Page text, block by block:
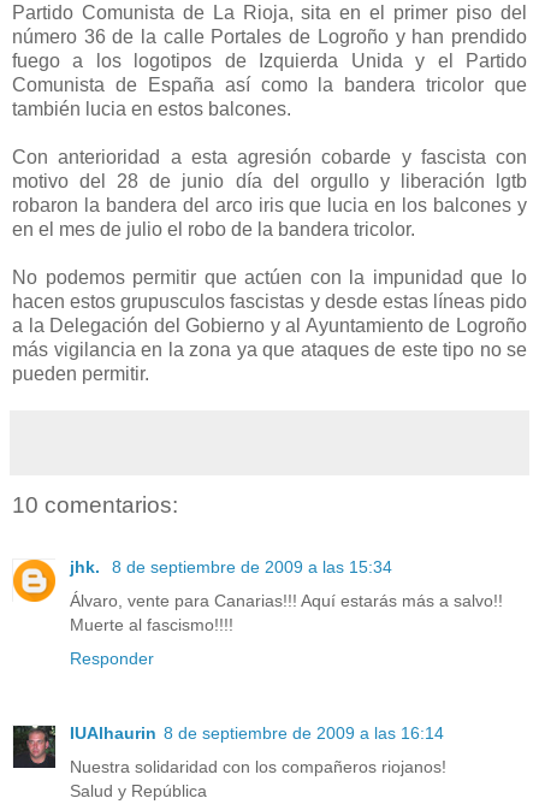
Partido Comunista de La Rioja, sita en el primer piso del
número 36 de la calle Portales de Logroño y han prendido
fuego a los logotipos de Izquierda Unida y el Partido
Comunista de España así como la bandera tricolor que
también lucia en estos balcones.
Con anterioridad a esta agresión cobarde y fascista con
motivo del 28 de junio día del orgullo y liberación lgtb
robaron la bandera del arco iris que lucia en los balcones y
en el mes de julio el robo de la bandera tricolor.
No podemos permitir que actúen con la impunidad que lo
hacen estos grupusculos fascistas y desde estas líneas pido
a la Delegación del Gobierno y al Ayuntamiento de Logroño
más vigilancia en la zona ya que ataques de este tipo no se
pueden permitir.
10 comentarios:
jhk.
8 de septiembre de 2009 a las 15:34
Álvaro, vente para Canarias!!! Aquí estarás más a salvo!!
Muerte al fascismo!!!!
Responder
IUAlhaurin 8 de septiembre de 2009 a las 16:14
Nuestra solidaridad con los compañeros riojanos!
Salud y República